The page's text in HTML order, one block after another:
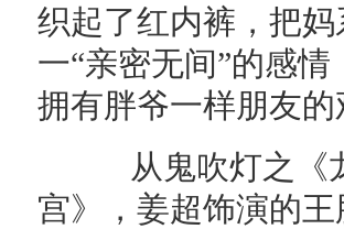
织起了红内裤，把
一“亲密无间”的感
拥有胖爷一样朋友
从鬼吹灯之《
宫》，姜超饰演的